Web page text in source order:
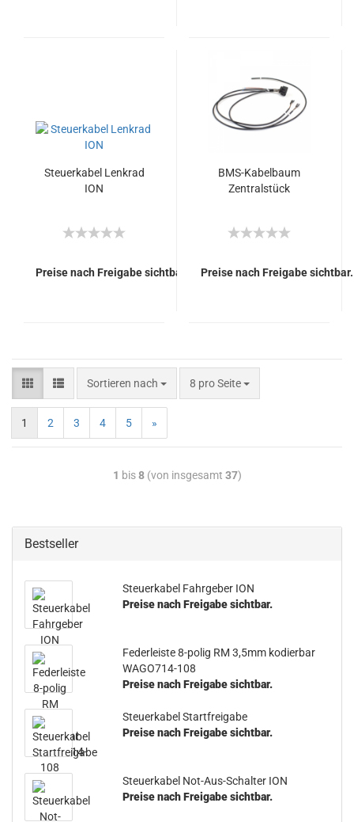
Steuerkabel Lenkrad
ION
Preise nach Freigabe sichtbar.
BMS-Kabelbaum
Zentralstück
Preise nach Freigabe sichtbar.
Sortieren nach 8 pro Seite
1 2 3 4 5 »
1 bis8(von insgesamt 37)
Bestseller
Steuerkabel Fahrgeber ION
Preise nach Freigabe sichtbar.
Federleiste 8-polig RM 3,5mm kodierbar
WAGO714-108
Preise nach Freigabe sichtbar.
Steuerkabel Startfreigabe
Preise nach Freigabe sichtbar.
Steuerkabel Not-Aus-Schalter ION
Preise nach Freigabe sichtbar.